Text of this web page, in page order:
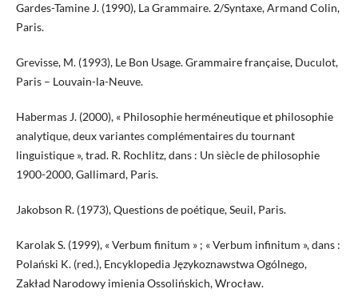
Gardes-Tamine J. (1990), La Grammaire. 2/Syntaxe, Armand Colin,
Paris.
Grevisse, M. (1993), Le Bon Usage. Grammaire française, Duculot,
Paris – Louvain-la-Neuve.
Habermas J. (2000), « Philosophie herméneutique et philosophie
analytique, deux variantes complémentaires du tournant
linguistique », trad. R. Rochlitz, dans : Un siècle de philosophie
1900-2000, Gallimard, Paris.
Jakobson R. (1973), Questions de poétique, Seuil, Paris.
Karolak S. (1999), « Verbum finitum » ; « Verbum infinitum », dans :
Polański K. (red.), Encyklopedia Językoznawstwa Ogólnego,
Zakład Narodowy imienia Ossolińskich, Wrocław.